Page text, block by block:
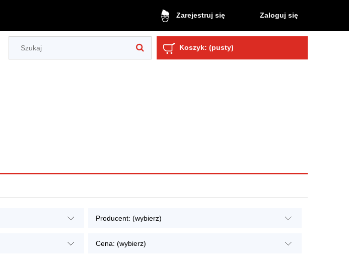
Zarejestruj się Zaloguj się
Koszyk: (pusty)
Producent: (wybierz)
Cena: (wybierz)